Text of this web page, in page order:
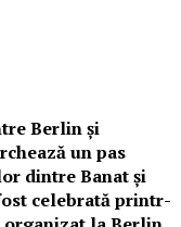
Berlin și
un pas
dintre Banat și
celebrată printr-